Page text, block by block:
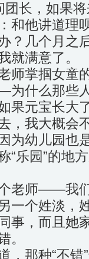
长，如果
和他讲道理
？几个月之
就满意了。
师掌掴女童
什么那些
果元宝长大
，我大概会
为幼儿园也
“乐园”的地
老师——我
一个姓淡，
事，而且她
。
，那种“不错